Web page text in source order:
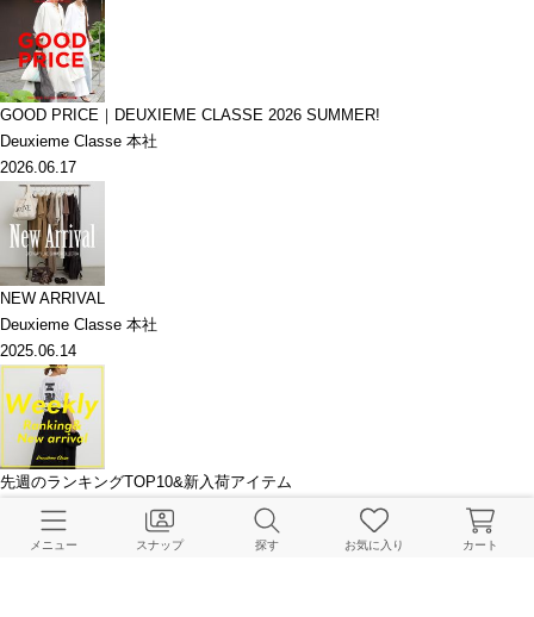
GOOD PRICE｜DEUXIEME CLASSE 2026 SUMMER!
Deuxieme Classe 本社
2026.06.17
NEW ARRIVAL
Deuxieme Classe 本社
2025.06.14
先週のランキングTOP10&新入荷アイテム
Deuxieme Classe 本社
2025.06.09
メニュー スナップ 探す お気に入り カート